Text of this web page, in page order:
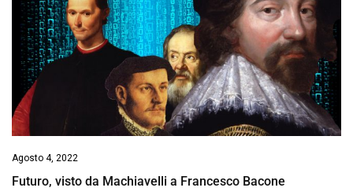
Agosto 4, 2022
Futuro, visto da Machiavelli a Francesco Bacone